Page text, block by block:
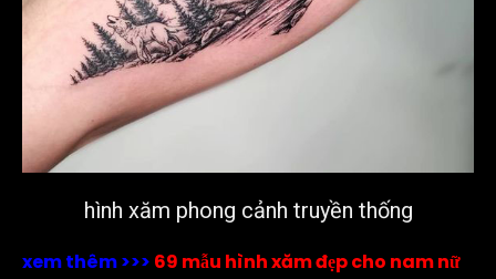
hình xăm phong cảnh truyền thống
xem thêm >>> 69 mẫu hình xăm đẹp cho nam nữ